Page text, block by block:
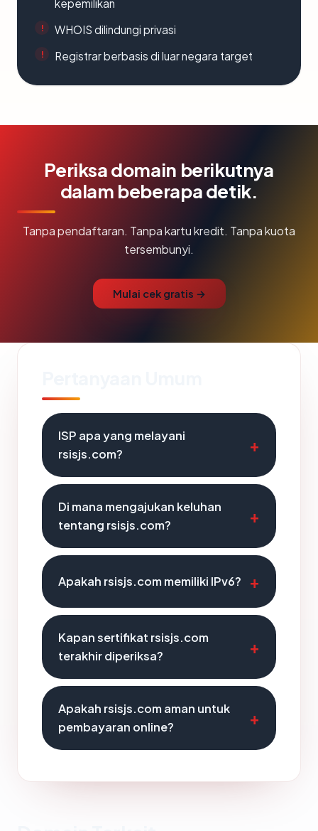
kepemilikan
WHOIS dilindungi privasi
Registrar berbasis di luar negara target
Periksa domain berikutnya
dalam beberapa detik.
Tanpa pendaftaran. Tanpa kartu kredit. Tanpa kuota
tersembunyi.
Mulai cek gratis →
ISP apa yang melayani
rsisjs.com?
Di mana mengajukan keluhan
tentang rsisjs.com?
Apakah rsisjs.com memiliki IPv6?
Kapan sertifikat rsisjs.com
terakhir diperiksa?
Apakah rsisjs.com aman untuk
pembayaran online?